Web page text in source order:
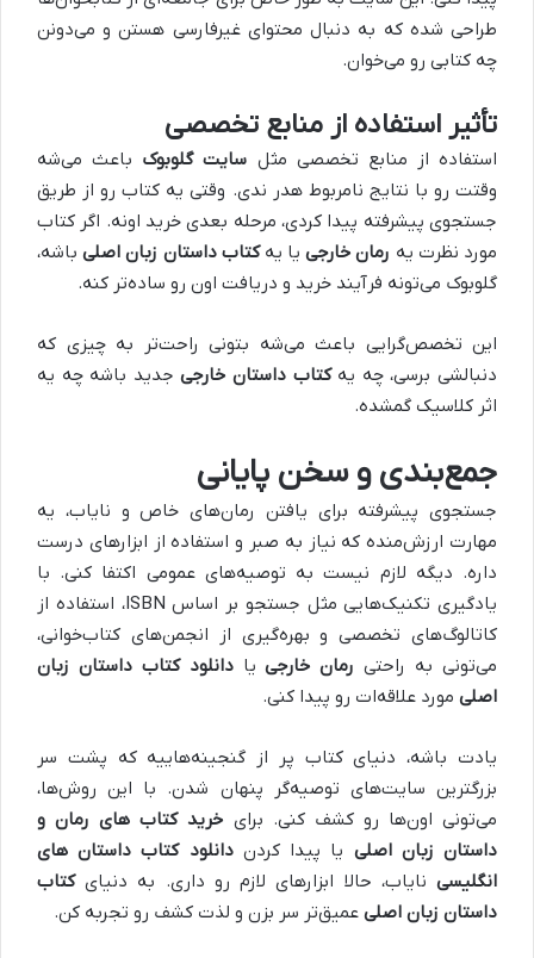
طراحی شده که به دنبال محتوای غیرفارسی هستن و می‌دونن
چه کتابی رو می‌خوان.
تأثیر استفاده از منابع تخصصی
استفاده از منابع تخصصی مثل سایت گلوبوک باعث می‌شه
وقتت رو با نتایج نامربوط هدر ندی. وقتی یه کتاب رو از طریق
جستجوی پیشرفته پیدا کردی، مرحله بعدی خرید اونه. اگر کتاب
مورد نظرت یه رمان خارجییا یهکتاب داستان زبان اصلیباشه،
گلوبوک می‌تونه فرآیند خرید و دریافت اون رو ساده‌تر کنه.
این تخصص‌گرایی باعث می‌شه بتونی راحت‌تر به چیزی که
دنبالشی برسی، چه یهکتاب داستان خارجیجدید باشه چه یه
اثر کلاسیک گمشده.
جمع‌بندی و سخن پایانی
جستجوی پیشرفته برای یافتن رمان‌های خاص و نایاب، یه
مهارت ارزش‌منده که نیاز به صبر و استفاده از ابزارهای درست
داره. دیگه لازم نیست به توصیه‌های عمومی اکتفا کنی. با
یادگیری تکنیک‌هایی مثل جستجو بر اساس ISBN، استفاده از
کاتالوگ‌های تخصصی و بهره‌گیری از انجمن‌های کتاب‌خوانی،
می‌تونی به راحتی رمان خارجییادانلود کتاب داستان زبان
اصلی مورد علاقه‌ات رو پیدا کنی.
یادت باشه، دنیای کتاب پر از گنجینه‌هاییه که پشت سر
بزرگترین سایت‌های توصیه‌گر پنهان شدن. با این روش‌ها،
می‌تونی اون‌ها رو کشف کنی. برای خرید کتاب‌ های رمان و
داستان زبان اصلی یا پیدا کردندانلود کتاب داستان های
انگلیسی نایاب، حالا ابزارهای لازم رو داری. به دنیایکتاب
داستان زبان اصلی عمیق‌تر سر بزن و لذت کشف رو تجربه کن.